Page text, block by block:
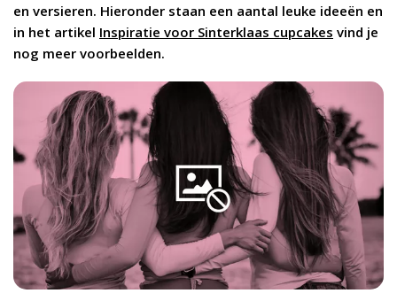
en versieren. Hieronder staan een aantal leuke ideeën en
in het artikel Inspiratie voor Sinterklaas cupcakes vind je
nog meer voorbeelden.